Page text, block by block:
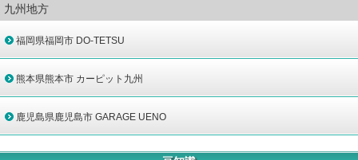
九州地方
福岡県福岡市 DO-TETSU
熊本県熊本市 カーピット九州
鹿児島県鹿児島市 GARAGE UENO